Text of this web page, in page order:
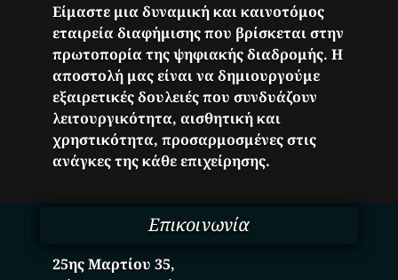
Είμαστε μια δυναμική και καινοτόμος
εταιρεία διαφήμισης που βρίσκεται στην
πρωτοπορία της ψηφιακής διαδρομής. Η
αποστολή μας είναι να δημιουργούμε
εξαιρετικές δουλειές που συνδυάζουν
λειτουργικότητα, αισθητική και
χρηστικότητα, προσαρμοσμένες στις
ανάγκες της κάθε επιχείρησης.
Επικοινωνία
25ης Μαρτίου 35,